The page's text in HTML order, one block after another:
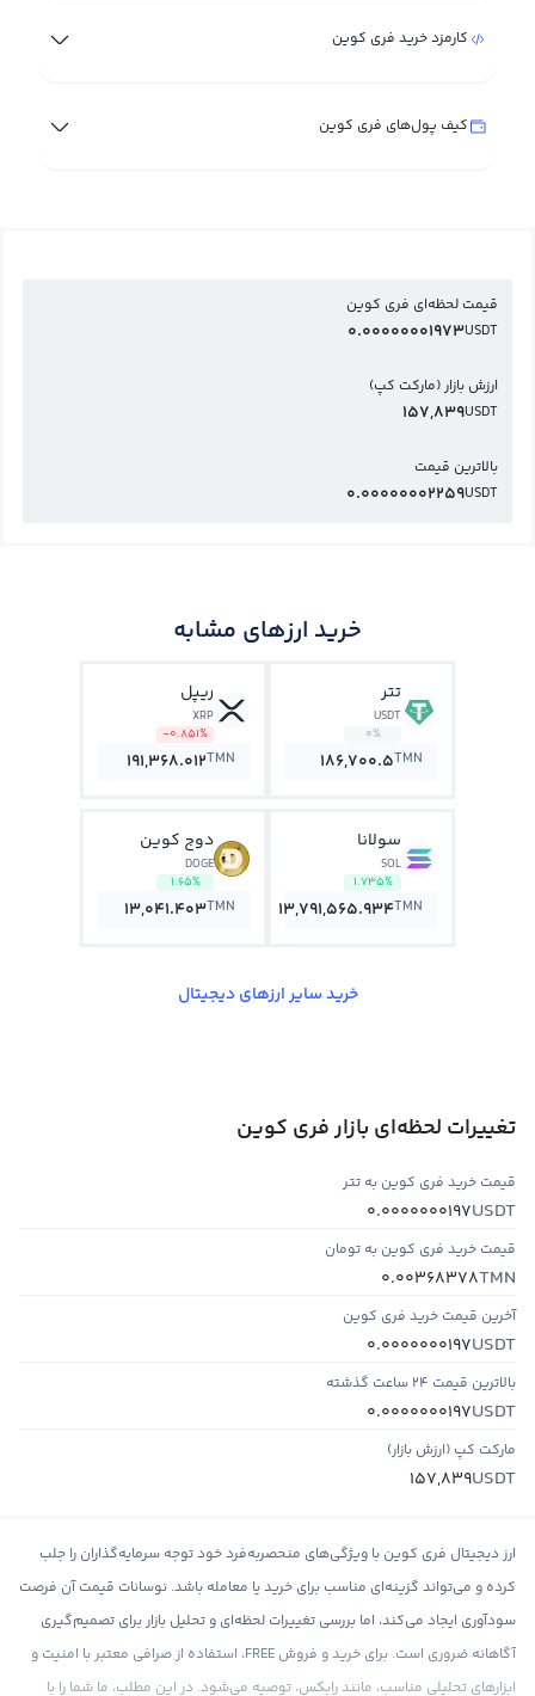
کارمزد خرید فری کوین
کیف پول‌های فری کوین
قیمت لحظه‌ای فری کوین
USDT
0.00000001973
ارزش بازار (مارکت کپ)
USDT
157,839
بالاترین قیمت
USDT
0.00000002259
خرید ارزهای مشابه
تتر
USDT
0%
186,700.5TMN
ریپل
XRP
-0.851%
191,368.012TMN
سولانا
SOL
1.735%
13,791,565.934TMN
دوج کوین
DOGE
1.65%
13,041.403TMN
خرید سایر ارزهای دیجیتال
تغییرات لحظه‌ای بازار فری کوین
قیمت خرید فری کوین به تتر
USDT
0.0000000197
قیمت خرید فری کوین به تومان
TMN
0.00368378
آخرین قیمت خرید فری کوین
USDT
0.0000000197
بالاترین قیمت ۲۴ ساعت گذشته
USDT
0.0000000197
مارکت کپ (ارزش بازار)
USDT
157,839
ارز دیجیتال فری کوین با ویژگی‌های منحصربه‌فرد خود توجه سرمایه‌گذاران را جلب
کرده و می‌تواند گزینه‌ای مناسب برای خرید یا معامله باشد. نوسانات قیمت آن فرصت
سودآوری ایجاد می‌کند، اما بررسی تغییرات لحظه‌ای و تحلیل بازار برای تصمیم‌گیری
آگاهانه ضروری است. برای خرید و فروش FREE، استفاده از صرافی معتبر با امنیت و
ابزارهای تحلیلی مناسب، مانند رابکس، توصیه می‌شود. در این مطلب، ما شما را با